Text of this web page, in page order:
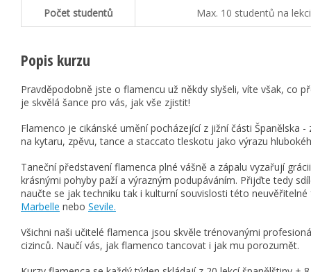
Počet studentů Max. 10 studentů na
Popis kurzu
Pravděpodobně jste o flamencu už někdy slyšeli, víte však, co
je skvělá šance pro vás, jak vše zjistit!
Flamenco je cikánské umění pocházející z jižní části Španělska
na kytaru, zpěvu, tance a staccato tleskotu jako výrazu
Taneční představení flamenca plné vášně a zápalu vyzařují
krásnými pohyby paží a výrazným podupáváním. Přijďte tedy
naučte se jak techniku tak i kulturní souvislosti této
Marbelle nebo Sevile.
Všichni naši učitelé flamenca jsou skvěle trénovanými
cizinců. Naučí vás, jak flamenco tancovat i jak mu porozumět.